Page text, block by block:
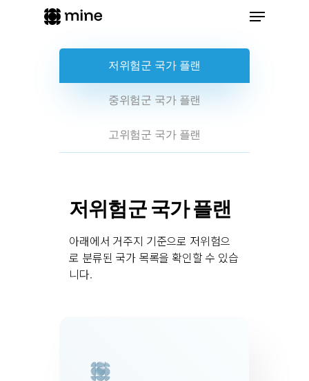
Menu
저위험군 국가 플랜
중위험군 국가 플랜
고위험군 국가 플랜
저위험군 국가 플랜
아래에서 거주지 기준으로 저위험으
로 분류된 국가 목록을 확인할 수 있습
니다.